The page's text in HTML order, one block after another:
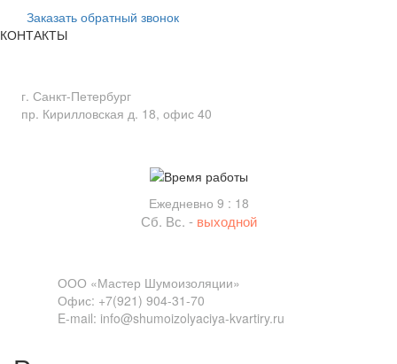
Заказать обратный звонок
КОНТАКТЫ
г. Санкт-Петербург
пр. Кирилловская д. 18, офис 40
Ежедневно 9 : 18
Сб. Вс. - выходной
ООО «Мастер Шумоизоляции»
Офис: +7(921) 904-31-70
E-mail: info@shumoizolyaciya-kvartiry.ru